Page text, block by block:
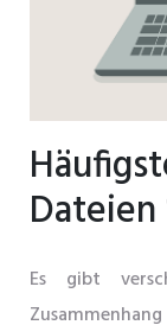
Dateien
Es gibt